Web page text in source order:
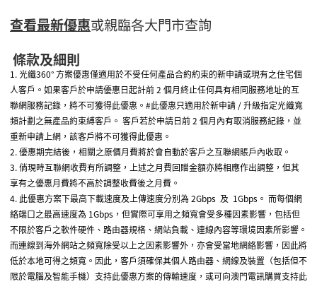
查看最新優惠或親臨各大門市查詢
條款及細則
1.光纖360°方案優惠僅適用於不受任何產品合約約束的新申請或現有之住宅個
人客戶。如果客戶於申請優惠日起計前2 個月終止任何具有相同服務地址的互
聯網服務記錄，將不可獲得此優惠。 #此優惠只適用於新申請 / 升級指定光纖寬
頻計劃之無產品約束縛客戶。 客戶若於申請日前 2 個月內有取消服務紀錄，並
重新申請上網，該客戶將不可獲得此優惠。
2.優惠期完結後，相關之原價月費將於會自動於客戶之互聯網賬戶內收取。
3.倘現時互聯網收費有所調整，上述之月費回贈金額亦將相應作出調整，但其
享有之優惠月費將不高於調整收費後之月費。
4. 此優惠方案下最高下載速度及上傳速度分別為2Gbps 及 1Gbps 。 而每個網
絡端口之最高速度為 1Gbps ，但實際可享用之頻寬會受多種因素影響，包括但
不限於客戶之軟件硬件、路由器規格、網站負載、連線內容等環境因素所影響。
而連線到海外網站之頻寬除受以上之因素影響外，亦會受當地網絡影響，因此將
低於本地可得之頻寬。因此，客戶須確保其個人路由器、網線及裝置（包括但不
限於電腦及智能手機）支持此優惠方案的傳輸速度，或可向澳門電訊購買支持此